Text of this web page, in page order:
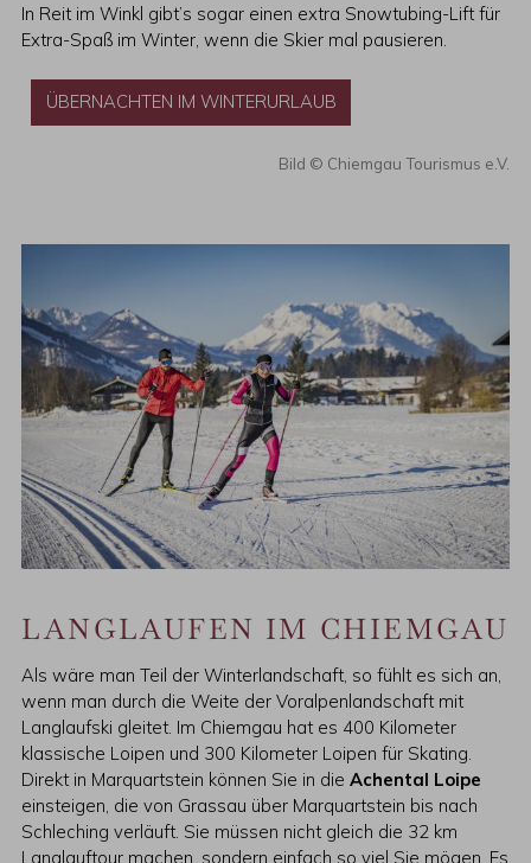
In Reit im Winkl gibt’s sogar einen extra Snowtubing-Lift für
Extra-Spaß im Winter, wenn die Skier mal pausieren.
ÜBERNACHTEN IM WINTERURLAUB
Chiemgau Tourismus e.V.
LANGLAUFEN IM CHIEMGAU
Als wäre man Teil der Winterlandschaft, so fühlt es sich an,
wenn man durch die Weite der Voralpenlandschaft mit
Langlaufski gleitet. Im Chiemgau hat es 400 Kilometer
klassische Loipen und 300 Kilometer Loipen für Skating.
Direkt in Marquartstein können Sie in dieAchental Loipe
einsteigen, die von Grassau über Marquartstein bis nach
Schleching verläuft. Sie müssen nicht gleich die 32 km
Langlauftour machen, sondern einfach so viel Sie mögen. Es